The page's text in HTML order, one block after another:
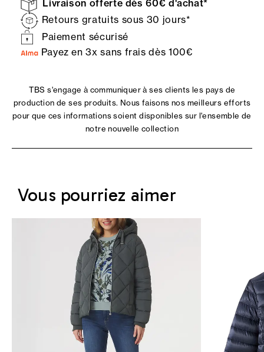
Livraison offerte dès 60€ d'achat*
Retours gratuits sous 30 jours*
Paiement sécurisé
Payez en 3x sans frais dès 100€
TBS s'engage à communiquer à ses clients les pays de
production de ses produits. Nous faisons nos meilleurs efforts
pour que ces informations soient disponibles sur l'ensemble de
notre nouvelle collection
Vous pourriez aimer